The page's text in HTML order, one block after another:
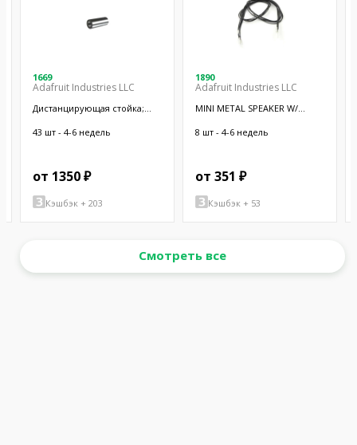
1669
Adafruit Industries LLC
Дистанцирующая стойка;
латунь; никель
43 шт - 4-6 недель
от 1350 ₽
Кэшбэк + 203
1890
Adafruit Industries LLC
MINI METAL SPEAKER W/
8 шт - 4-6 недель
от 351 ₽
Кэшбэк + 53
Смотреть все